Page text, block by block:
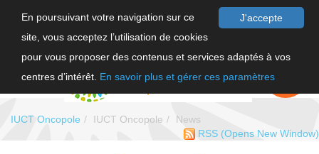
J'accepte
En poursuivant votre navigation sur ce
site, vous acceptez l’utilisation de cookies
pour vous proposer des contenus et services adaptés à vos
centres d’intérêt. En savoir plus et gérer ces paramètres
FAIRE UN
DON
IUCT Oncopole IUCT Oncopole
News
RSS (Opens New Window)